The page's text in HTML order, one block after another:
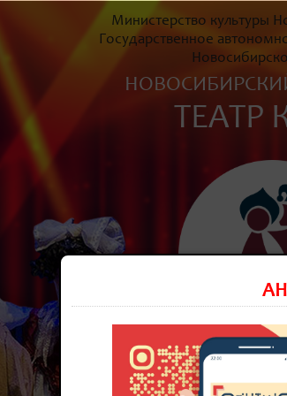
Министерство культуры
Государственное
ТЕАТР